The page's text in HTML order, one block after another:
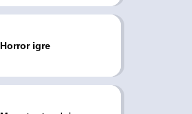
Horror igre